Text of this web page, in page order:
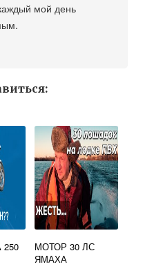
мой день
250
МОТОР 30 ЛС
ЯМАХА